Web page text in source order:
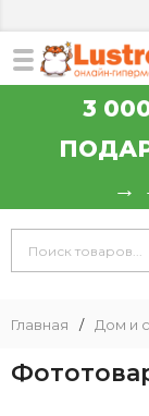
3
→
Главная / Дом и